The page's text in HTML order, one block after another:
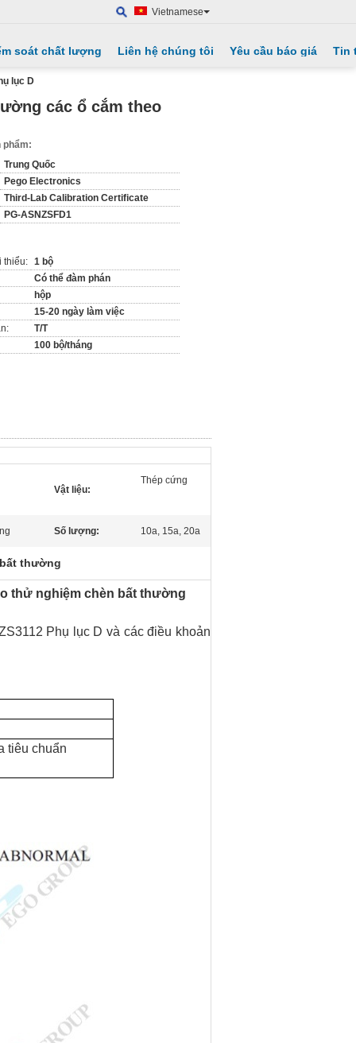
Vietnamese
soát chất lượng Liên hệ chúng tôi Yêu cầu báo giá Tin
lục D
các ổ cắm theo
phẩm:
Trung Quốc
Pego Electronics
Third-Lab Calibration Certificate
PG-ASNZSFD1
thiểu: 1 bộ
Có thể đàm phán
hộp
15-20 ngày làm việc
T/T
100 bộ/tháng
Vật liệu:
Thép cứng
Số lượng: 10a, 15a, 20a
thường
thử nghiệm chèn bất thường
Phụ lục D và các điều khoản
tiêu chuẩn